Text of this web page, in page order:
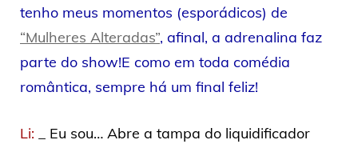
tenho meus momentos (esporádicos) de
“Mulheres Alteradas”, afinal, a adrenalina faz
parte do show!E como em toda comédia
romântica, sempre há um final feliz!
Li: _ Eu sou… Abre a tampa do liquidificador